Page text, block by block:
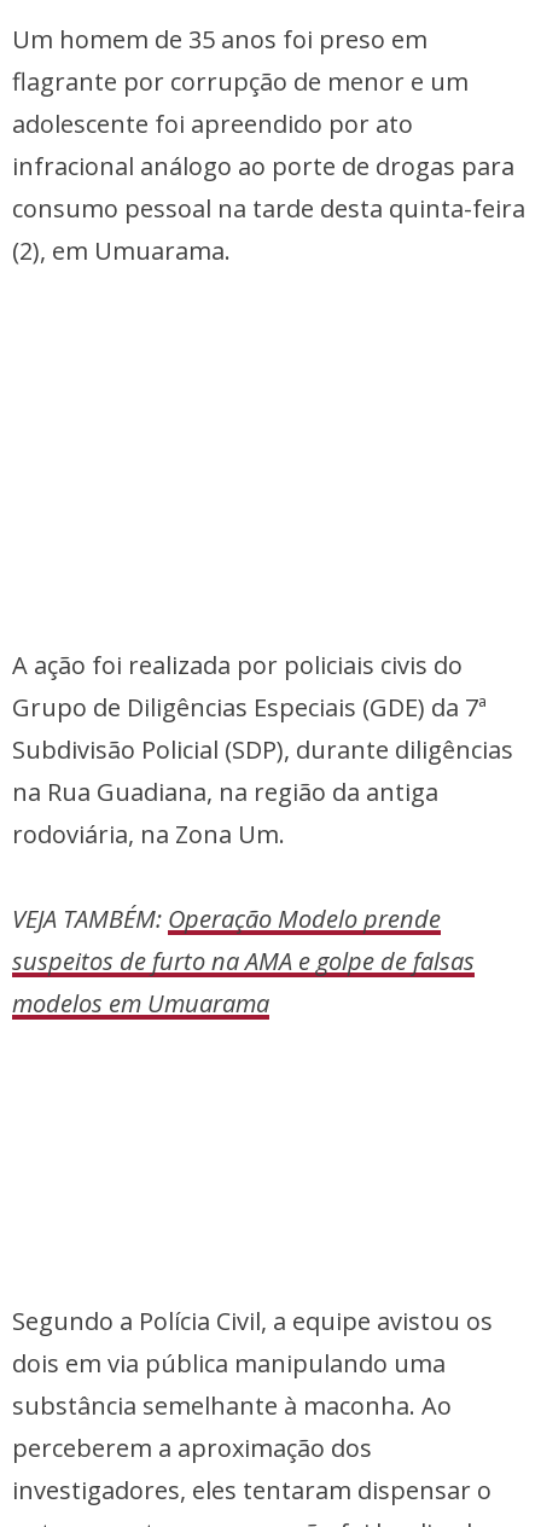
Um homem de 35 anos foi preso em
flagrante por corrupção de menor e um
adolescente foi apreendido por ato
infracional análogo ao porte de drogas para
consumo pessoal na tarde desta quinta-feira
(2), em Umuarama.
A ação foi realizada por policiais civis do
Grupo de Diligências Especiais (GDE) da 7ª
Subdivisão Policial (SDP), durante diligências
na Rua Guadiana, na região da antiga
rodoviária, na Zona Um.
VEJA TAMBÉM: Operação Modelo prende
suspeitos de furto na AMA e golpe de falsas
modelos em Umuarama
Segundo a Polícia Civil, a equipe avistou os
dois em via pública manipulando uma
substância semelhante à maconha. Ao
perceberem a aproximação dos
investigadores, eles tentaram dispensar o